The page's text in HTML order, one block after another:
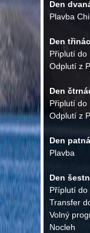
Den
Plavba
Den
Připlutí do
Odplutí z
Den
Připlutí do
Odplutí z
Den
Plavba
Den
Příplutí do
Transfer
Volný
Nocleh